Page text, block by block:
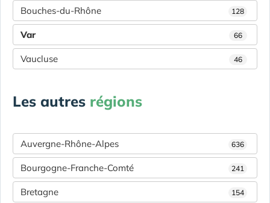
Bouches-du-Rhône 128
Var 66
Vaucluse 46
Les autres régions
Auvergne-Rhône-Alpes 636
Bourgogne-Franche-Comté 241
Bretagne 154